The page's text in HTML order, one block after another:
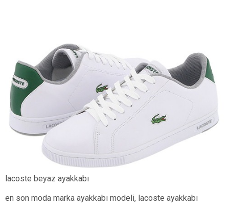
lacoste beyaz ayakkabı
en son moda marka ayakkabı modeli, lacoste ayakkabı